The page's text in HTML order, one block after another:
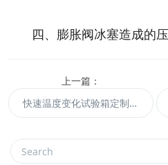
四、膨胀阀冰塞造成的压
上一篇：
快速温度变化试验箱定制技术及使用环境条件